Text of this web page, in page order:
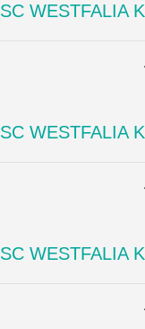
SC WESTFALIA
SC WESTFALIA
SC WESTFALIA